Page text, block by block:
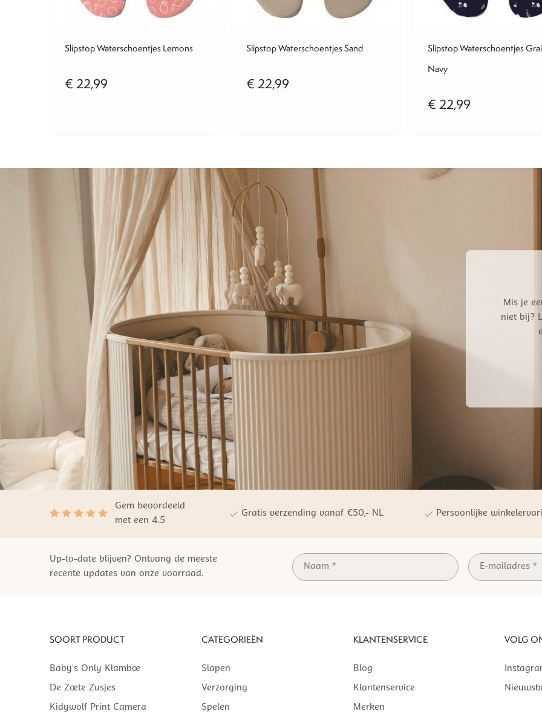
Slipstop Waterschoentjes Lemons
€ 22,99
Slipstop Waterschoentjes Sand
€ 22,99
Slipstop Waterschoentjes
Navy
€ 22,99
Mis je
niet bij?
Gem beoordeeld
met een 4.5
Gratis verzending vanaf €50,- NL Persoonlijke
Up-to-date blijven? Ontvang de meeste
recente updates van onze voorraad.
SOORT PRODUCT
Baby’s Only Klamboe
De Zoete Zusjes
Kidywolf Print Camera
CATEGORIEËN
Slapen
Verzorging
Spelen
KLANTENSERVICE
Blog
Klantenservice
Merken
VOLG